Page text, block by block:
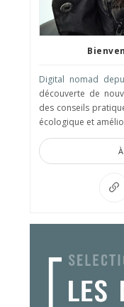
Digital nomad
découverte de
des conseils
écologique et